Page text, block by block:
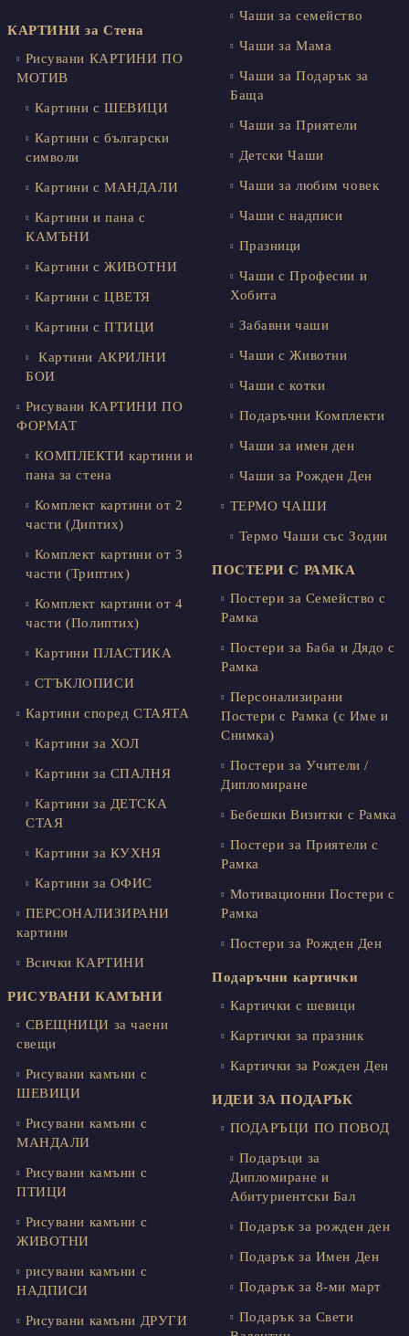
КАРТИНИ за Стена
Рисувани КАРТИНИ ПО
МОТИВ
Картини с ШЕВИЦИ
Картини с български
символи
Картини с МАНДАЛИ
Картини и пана с
КАМЪНИ
Картини с ЖИВОТНИ
Картини с ЦВЕТЯ
Картини с ПТИЦИ
Картини АКРИЛНИ
БОИ
Рисувани КАРТИНИ ПО
ФОРМАТ
КОМПЛЕКТИ картини и
пана за стена
Комплект картини от 2
части (Диптих)
Комплект картини от 3
части (Триптих)
Комплект картини от 4
части (Полиптих)
Картини ПЛАСТИКА
СТЪКЛОПИСИ
Картини според СТАЯТА
Картини за ХОЛ
Картини за СПАЛНЯ
Картини за ДЕТСКА
СТАЯ
Картини за КУХНЯ
Картини за ОФИС
ПЕРСОНАЛИЗИРАНИ
картини
Всички КАРТИНИ
РИСУВАНИ КАМЪНИ
СВЕЩНИЦИ за чаени
свещи
Рисувани камъни с
ШЕВИЦИ
Рисувани камъни с
МАНДАЛИ
Рисувани камъни с
ПТИЦИ
Рисувани камъни с
ЖИВОТНИ
рисувани камъни с
НАДПИСИ
Рисувани камъни ДРУГИ
Чаши за семейство
Чаши за Мама
Чаши за Подарък за
Баща
Чаши за Приятели
Детски Чаши
Чаши за любим човек
Чаши с надписи
Празници
Чаши с Професии и
Хобита
Забавни чаши
Чаши с Животни
Чаши с котки
Подаръчни Комплекти
Чаши за имен ден
Чаши за Рожден Ден
ТЕРМО ЧАШИ
Термо Чаши със Зодии
ПОСТЕРИ С РАМКА
Постери за Семейство с
Рамка
Постери за Баба и Дядо с
Рамка
Персонализирани
Постери с Рамка (с Име и
Снимка)
Постери за Учители /
Дипломиране
Бебешки Визитки с Рамка
Постери за Приятели с
Рамка
Мотивационни Постери с
Рамка
Постери за Рожден Ден
Подаръчни картички
Картички с шевици
Картички за празник
Картички за Рожден Ден
ИДЕИ ЗА ПОДАРЪК
ПОДАРЪЦИ ПО ПОВОД
Подаръци за
Дипломиране и
Абитуриентски Бал
Подарък за рожден ден
Подарък за Имен Ден
Подарък за 8-ми март
Подарък за Свети